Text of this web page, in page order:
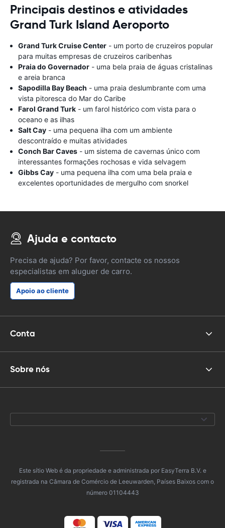
Principais destinos e atividades
Grand Turk Island Aeroporto
Grand Turk Cruise Center - um porto de cruzeiros popular
para muitas empresas de cruzeiros caribenhas
Praia do Governador - uma bela praia de águas cristalinas
e areia branca
Sapodilla Bay Beach - uma praia deslumbrante com uma
vista pitoresca do Mar do Caribe
Farol Grand Turk - um farol histórico com vista para o
oceano e as ilhas
Salt Cay - uma pequena ilha com um ambiente
descontraído e muitas atividades
Conch Bar Caves - um sistema de cavernas único com
interessantes formações rochosas e vida selvagem
Gibbs Cay - uma pequena ilha com uma bela praia e
excelentes oportunidades de mergulho com snorkel
Ajuda e contacto
Precisa de ajuda? Por favor, contacte os nossos
especialistas em aluguer de carro.
Apoio ao cliente
Conta
Sobre nós
Este sítio Web é da propriedade e administrada por EasyTerra B.V. e
registrada na Câmara de Comércio de Leeuwarden, Países Baixos com o
número 01104443